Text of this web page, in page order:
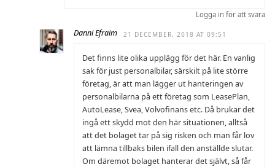
Logga in för att svara
Danni Efraim 21 DECEMBER, 2018 AT 09:51
Det finns lite olika upplägg för det här. En vanlig
sak för just personalbilar, särskilt på lite större
företag, är att man lägger ut hanteringen av
personalbilarna på ett företag som LeasePlan,
AutoLease, Svea, Volvofinans etc. Då brukar det
ingå ett skydd mot den här situationen, alltså
att det bolaget tar på sig risken och man får lov
att lämna tillbaks bilen ifall den anställde slutar.
Om däremot bolaget hanterar det självt, så får